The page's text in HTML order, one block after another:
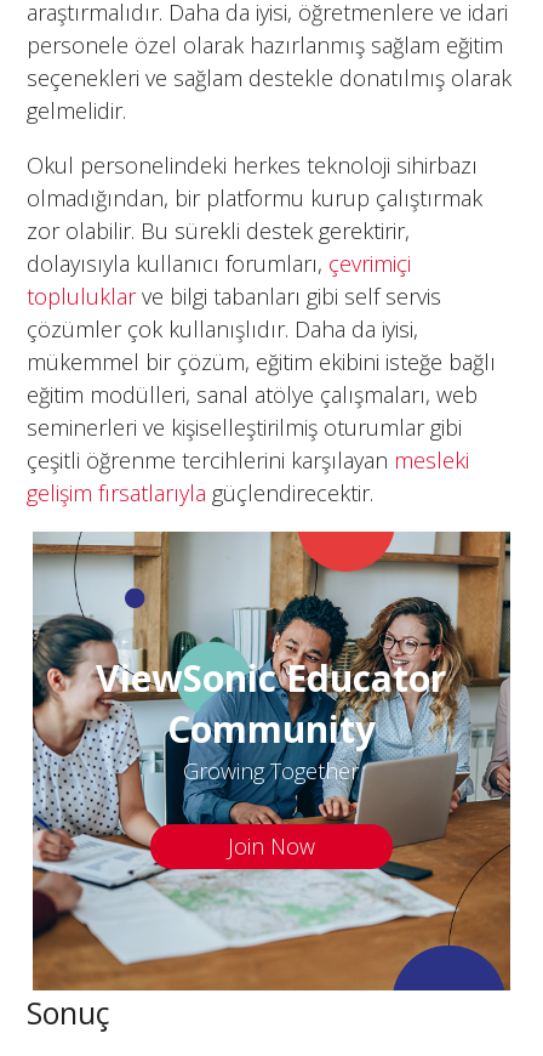
araştırmalıdır. Daha da iyisi, öğretmenlere ve idari
personele özel olarak hazırlanmış sağlam eğitim
seçenekleri ve sağlam destekle donatılmış olarak
gelmelidir.
Okul personelindeki herkes teknoloji sihirbazı
olmadığından, bir platformu kurup çalıştırmak
zor olabilir. Bu sürekli destek gerektirir,
dolayısıyla kullanıcı forumları, çevrimiçi
topluluklarve bilgi tabanları gibi self servis
çözümler çok kullanışlıdır. Daha da iyisi,
mükemmel bir çözüm, eğitim ekibini isteğe bağlı
eğitim modülleri, sanal atölye çalışmaları, web
seminerleri ve kişiselleştirilmiş oturumlar gibi
çeşitli öğrenme tercihlerini karşılayan mesleki
gelişim fırsatlarıyla güçlendirecektir.
ViewSonic Educator
Community
Growing Together
Join Now
Sonuç